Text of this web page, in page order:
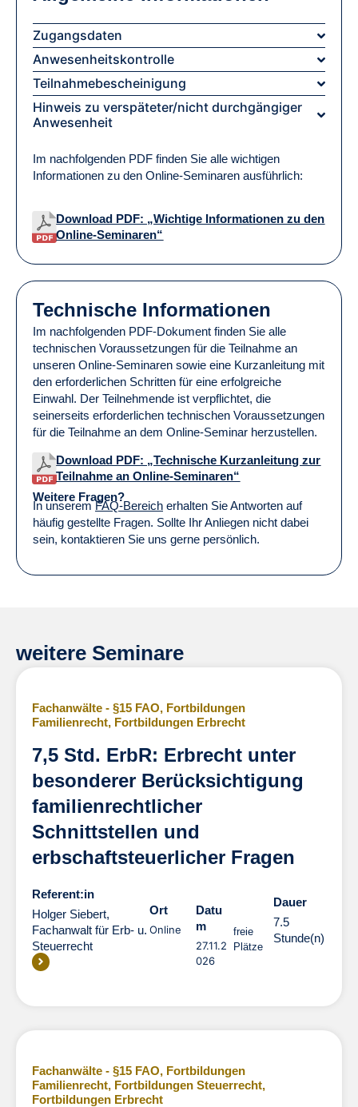
Zugangsdaten
Anwesenheitskontrolle
Teilnahmebescheinigung
Hinweis zu verspäteter/nicht durchgängiger
Anwesenheit
Im nachfolgenden PDF finden Sie alle wichtigen
Informationen zu den Online-Seminaren ausführlich:
Download PDF: „Wichtige Informationen zu den
Online-Seminaren“
Technische Informationen
Im nachfolgenden PDF-Dokument finden Sie alle
technischen Voraussetzungen für die Teilnahme an
unseren Online-Seminaren sowie eine Kurzanleitung mit
den erforderlichen Schritten für eine erfolgreiche
Einwahl. Der Teilnehmende ist verpflichtet, die
seinerseits erforderlichen technischen Voraussetzungen
für die Teilnahme an dem Online-Seminar herzustellen.
Download PDF: „Technische Kurzanleitung zur
Teilnahme an Online-Seminaren“
Weitere Fragen?
In unseremFAQ-Bereich erhalten Sie Antworten auf
häufig gestellte Fragen. Sollte Ihr Anliegen nicht dabei
sein, kontaktieren Sie uns gerne persönlich.
weitere Seminare
Fachanwälte - §15 FAO, Fortbildungen
Familienrecht, Fortbildungen Erbrecht
7,5 Std. ErbR: Erbrecht unter
besonderer Berücksichtigung
familienrechtlicher
Schnittstellen und
erbschaftsteuerlicher Fragen
Referent:in
Holger Siebert,
Fachanwalt für Erb- u.
Steuerrecht
Ort
Online
Datu
m
27.11.2
026
freie
Plätze
Dauer
7.5
Stunde(n)
Fachanwälte - §15 FAO, Fortbildungen
Familienrecht, Fortbildungen Steuerrecht,
Fortbildungen Erbrecht